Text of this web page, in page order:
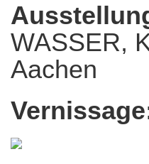
WASSER,
Aachen